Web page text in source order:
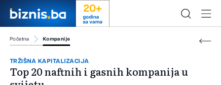
20+
godina
sa vama
Početna Kompanije
TRŽIŠNA KAPITALIZACIJA
Top 20 naftnih i gasnih kompanija u